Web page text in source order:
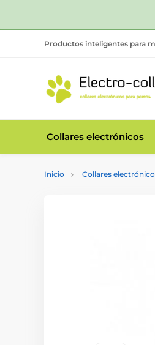
Productos inteligentes para
Collares electrónicos
Inicio Collares